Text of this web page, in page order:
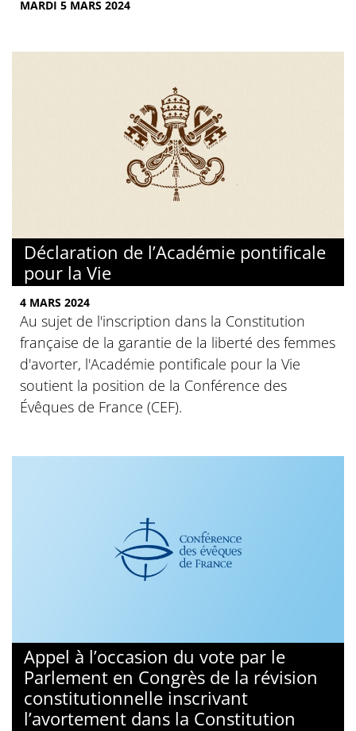
MARDI 5 MARS 2024
Déclaration de l’Académie pontificale
pour la Vie
4 MARS 2024
Au sujet de l'inscription dans la Constitution
française de la garantie de la liberté des femmes
d'avorter, l'Académie pontificale pour la Vie
soutient la position de la Conférence des
Évêques de France (CEF).
Appel à l’occasion du vote par le
Parlement en Congrès de la révision
constitutionnelle inscrivant
l’avortement dans la Constitution